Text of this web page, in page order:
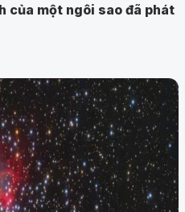
của một ngôi sao đã phát